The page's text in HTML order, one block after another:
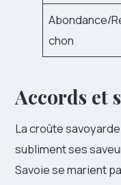
Abondance/
chon
Accords et
La croûte
subliment ses
Savoie se marient